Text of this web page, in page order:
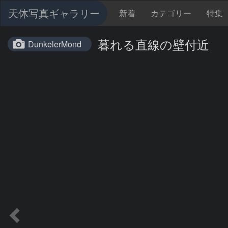
天体写真ギャラリー 新着 カテゴリー 特集
DunkelerMond 暮れる直線の壁付近